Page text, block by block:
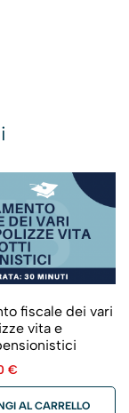
fiscale dei vari
vita e
€
AL CARRELLO